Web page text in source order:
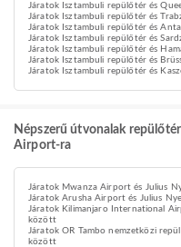
Járatok Isztambuli repülőtér és
Járatok Isztambuli repülőtér és
Járatok Isztambuli repülőtér és
Járatok Isztambuli repülőtér és
Járatok Isztambuli repülőtér és
Járatok Isztambuli repülőtér és
Járatok Isztambuli repülőtér és
Népszerű útvonalak
Airport-ra
Járatok Mwanza Airport és Julius
Járatok Arusha Airport és Julius
Járatok Kilimanjaro International
között
Járatok OR Tambo nemzetközi
között